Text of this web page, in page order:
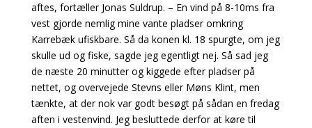
aftes, fortæller Jonas Suldrup. – En vind på 8-10ms fra
vest gjorde nemlig mine vante pladser omkring
Karrebæk ufiskbare. Så da konen kl. 18 spurgte, om jeg
skulle ud og fiske, sagde jeg egentligt nej. Så sad jeg
de næste 20 minutter og kiggede efter pladser på
nettet, og overvejede Stevns eller Møns Klint, men
tænkte, at der nok var godt besøgt på sådan en fredag
aften i vestenvind. Jeg besluttede derfor at køre til